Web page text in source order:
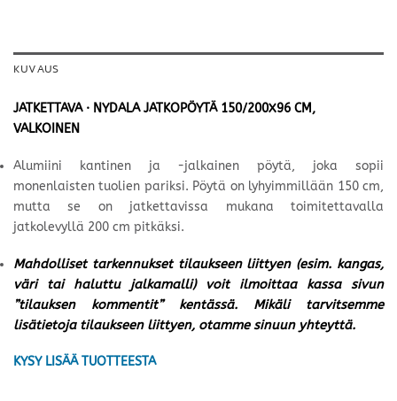
KUVAUS
JATKETTAVA · NYDALA JATKOPÖYTÄ 150/200X96 CM,
VALKOINEN
Alumiini kantinen ja -jalkainen pöytä, joka sopii
monenlaisten tuolien pariksi. Pöytä on lyhyimmillään 150 cm,
mutta se on jatkettavissa mukana toimitettavalla
jatkolevyllä 200 cm pitkäksi.
Mahdolliset tarkennukset tilaukseen liittyen (esim. kangas,
väri tai haluttu jalkamalli) voit ilmoittaa kassa sivun
”tilauksen kommentit” kentässä. Mikäli tarvitsemme
lisätietoja tilaukseen liittyen, otamme sinuun yhteyttä.
KYSY LISÄÄ TUOTTEESTA